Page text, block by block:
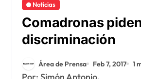
Noticias
Comadronas
discriminación
Área de Prensa Feb 7, 2017 1